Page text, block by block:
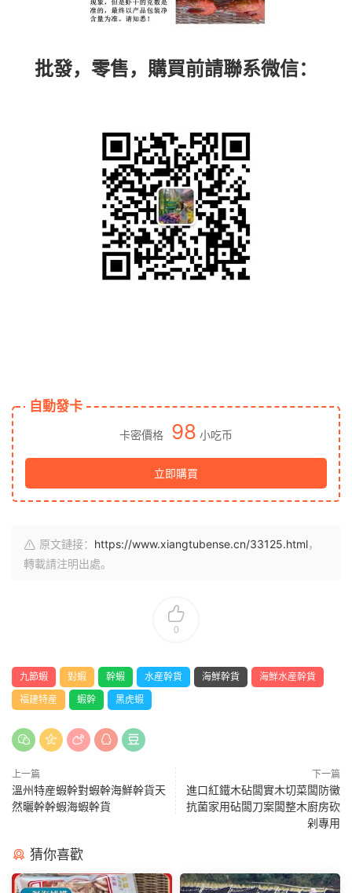
批發，零售，購買前請聯系微信：
自動發卡
卡密價格 98 小吃币
立即購買
原文鏈接： https://www.xiangtubense.cn/33125.html，
轉載請注明出處。
0
九節蝦 對蝦 幹蝦 水産幹貨 海鮮幹貨
海鮮水産幹貨
福建特産
蝦幹 黑虎蝦
上一篇
溫州特産蝦幹對蝦幹海鮮幹貨天
然曬幹幹蝦海蝦幹貨
下一篇
進口紅鐵木砧闆實木切菜闆防黴
抗菌家用砧闆刀案闆整木廚房砍
剁專用
猜你喜歡